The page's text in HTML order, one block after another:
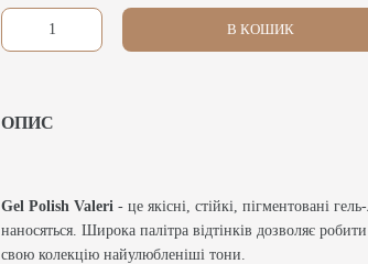
В КОШИК
ОПИС
Gel Polish Valeri - це якісні, стійкі, пігментовані
наносяться. Широка палітра відтінків дозволяє
свою колекцію найулюбленіші тони.